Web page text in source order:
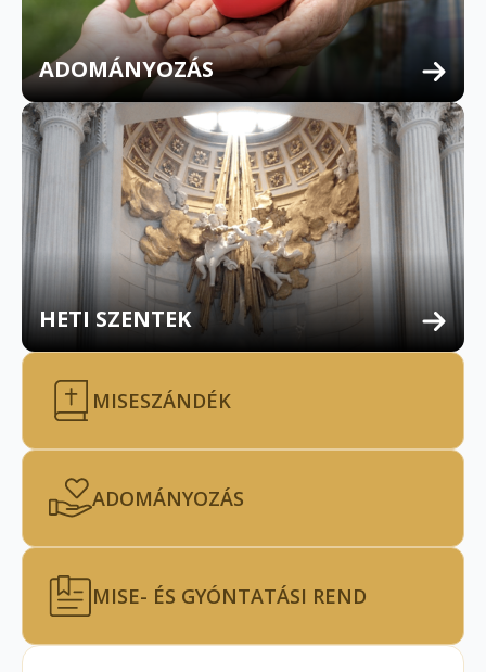
ADOMÁNYOZÁS
HETI SZENTEK
MISESZÁNDÉK
ADOMÁNYOZÁS
MISE- ÉS GYÓNTATÁSI REND